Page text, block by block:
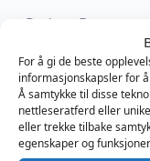
For å gi de beste
informasjonskapsler for
Å samtykke til disse
nettleseratferd eller
eller trekke tilbake
egenskaper og
«Pedant Bar» er
på, samtidig
antrekket ditt.
seg selv.
Kun 1 på lager